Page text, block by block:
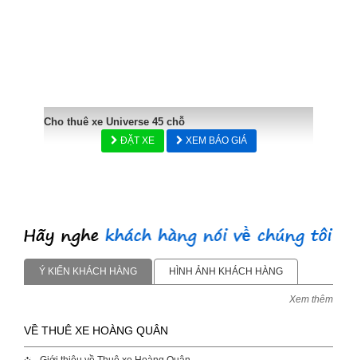
Cho thuê xe Universe 45 chỗ
ĐẶT XE XEM BÁO GIÁ
Ý KIẾN KHÁCH HÀNG HÌNH ẢNH KHÁCH HÀNG
Xem thêm
VỀ THUÊ XE HOÀNG QUÂN